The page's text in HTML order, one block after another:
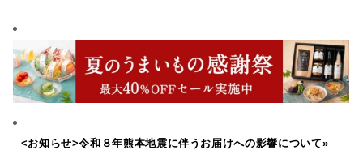
<お知らせ>令和８年熊本地震に伴うお届けへの影響について»